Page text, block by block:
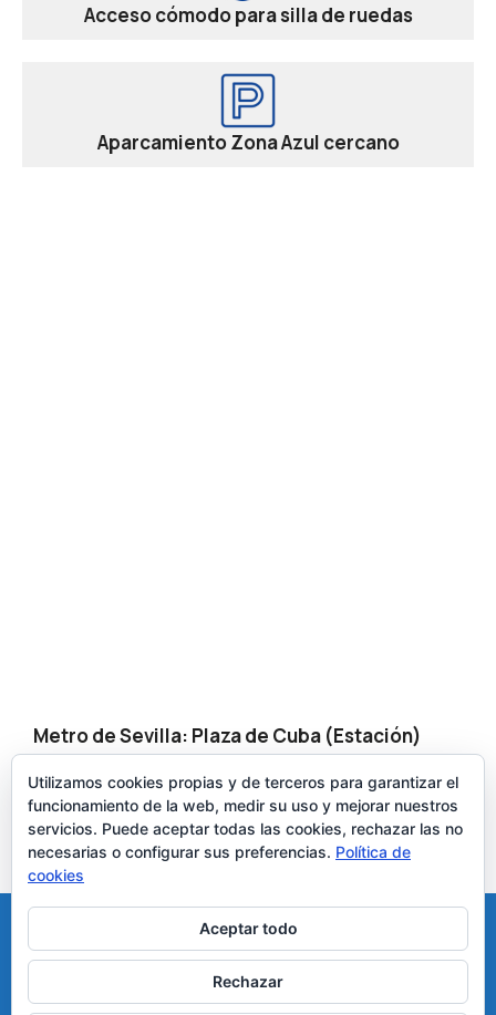
Acceso cómodo para silla de ruedas
Aparcamiento Zona Azul cercano
Metro de Sevilla: Plaza de Cuba (Estación)
Autobuses urbanos TUSSAM. C1, C2, 5, 6, 41
Interurbanos desde el Aljarafe y otros pueblos
cercanos a Sevilla.
Teléfono / Whatsapp: 670 906 279
José Luis Sánchez de Cueto - Psicólogo y Sexólogo en
Sevilla
Calle Virgen de Luján 18, 3º9 - 41011 Sevilla
Teléfono 670 906 279
Utilizamos cookies propias y de terceros para garantizar el
funcionamiento de la web, medir su uso y mejorar nuestros
servicios. Puede aceptar todas las cookies, rechazar las no
necesarias o configurar sus preferencias. Política de
cookies
Aceptar todo
Rechazar